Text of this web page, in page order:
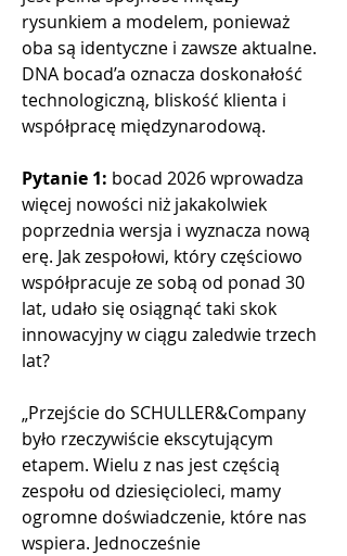
rysunkiem a modelem, ponieważ
oba są identyczne i zawsze aktualne.
DNA bocad’a oznacza doskonałość
technologiczną, bliskość klienta i
współpracę międzynarodową.
Pytanie 1: bocad 2026 wprowadza
więcej nowości niż jakakolwiek
poprzednia wersja i wyznacza nową
erę. Jak zespołowi, który częściowo
współpracuje ze sobą od ponad 30
lat, udało się osiągnąć taki skok
innowacyjny w ciągu zaledwie trzech
lat?
„Przejście do SCHULLER&Company
było rzeczywiście ekscytującym
etapem. Wielu z nas jest częścią
zespołu od dziesięcioleci, mamy
ogromne doświadczenie, które nas
wspiera. Jednocześnie